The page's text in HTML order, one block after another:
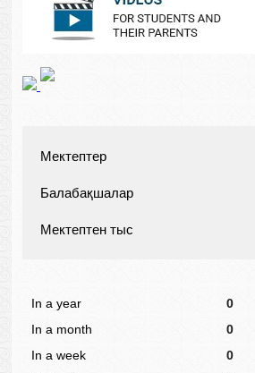
Мектептер
Балабақшалар
Мектептен тыс
In a year
0
In a month
0
In a week
0